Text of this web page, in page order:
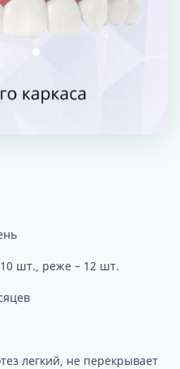
10 шт., реже – 12 шт.
легкий, не перекрывает